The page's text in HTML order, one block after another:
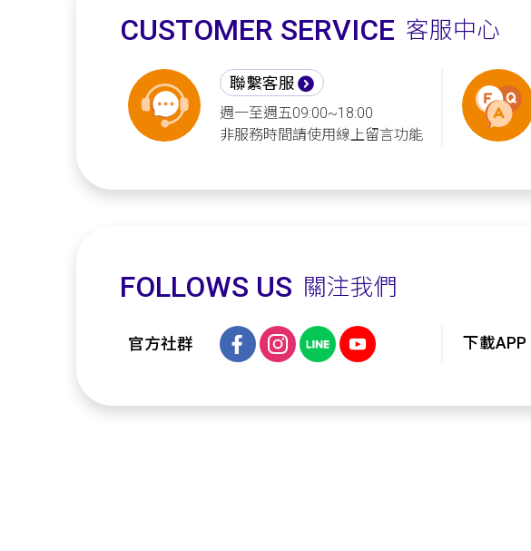
CUSTOMER SERVICE 客服中心
聯繫客服
週一至週五09:00~18:00
非服務時間請使用線上留言功能
FOLLOWS US 關注我們
官方社群 下載APP